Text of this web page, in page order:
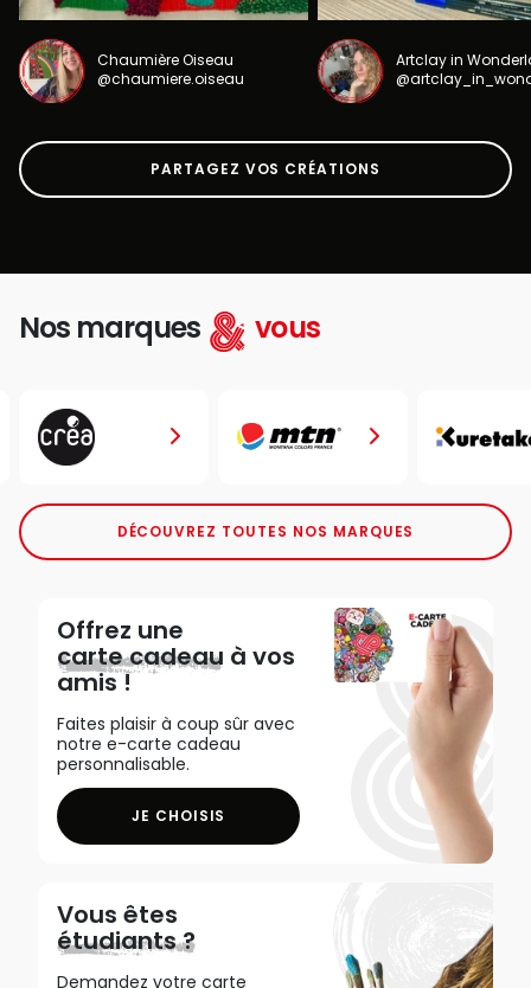
Chaumière Oiseau
@chaumiere.oiseau
Artclay in
PARTAGEZ VOS CRÉATIONS
Nos marques vous
DÉCOUVREZ TOUTES NOS MARQUES
Offrez une
carte cadeau à vos
amis !
Faites plaisir à coup sûr avec
notre e-carte cadeau
personnalisable.
JE CHOISIS
Vous êtes
étudiants ?
Demandez votre carte